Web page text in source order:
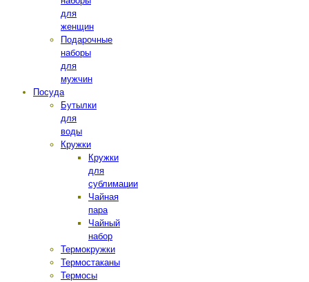
для
женщин
Подарочные
наборы
для
мужчин
Посуда
Бутылки
для
воды
Кружки
Кружки
для
сублимации
Чайная
пара
Чайный
набор
Термокружки
Термостаканы
Термосы